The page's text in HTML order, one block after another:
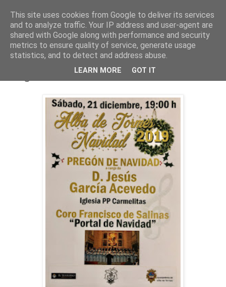
Pregón de Navidad
This site uses cookies from Google to deliver its services
and to analyze traffic. Your IP address and user-agent are
shared with Google along with performance and security
metrics to ensure quality of service, generate usage
statistics, and to detect and address abuse.
LEARN MORE GOT IT